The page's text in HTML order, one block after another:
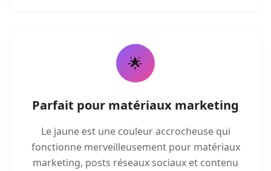
🌟
Parfait pour matériaux marketing
Le jaune est une couleur accrocheuse qui
fonctionne merveilleusement pour matériaux
marketing, posts réseaux sociaux et contenu